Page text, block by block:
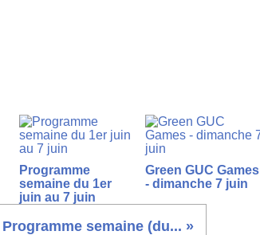
Programme
semaine du 1er
juin au 7 juin
Green GUC Games
- dimanche 7 juin
Programme semaine (du... »